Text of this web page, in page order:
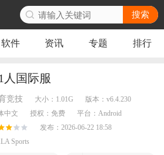
搜索
软件 资讯 专题 排行
人国际服
竞技 大小： 1.01G 版本： v6.4.230
中文 授权： 免费 平台： Android
发布： 2026-06-22 18:58
Sports